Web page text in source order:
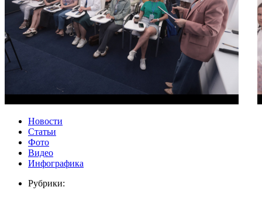
Новости
Статьи
Фото
Видео
Инфографика
Рубрики: